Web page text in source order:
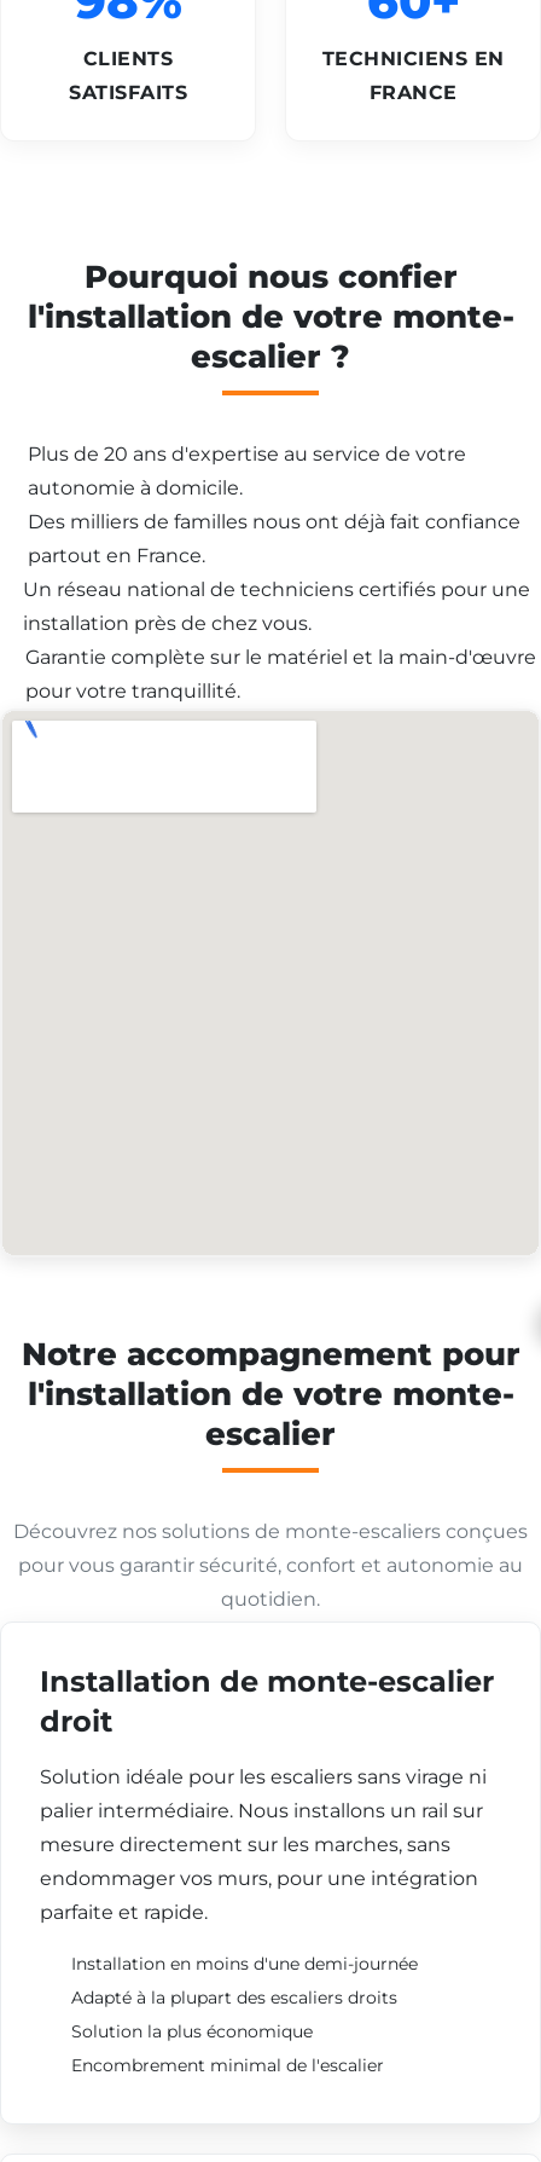
CLIENTS
SATISFAITS
TECHNICIENS EN
FRANCE
Pourquoi nous confier
l'installation de votre monte-
escalier ?
Plus de 20 ans d'expertise au service de votre
autonomie à domicile.
Des milliers de familles nous ont déjà fait confiance
partout en France.
Un réseau national de techniciens certifiés pour une
installation près de chez vous.
Garantie complète sur le matériel et la main-d'œuvre
pour votre tranquillité.
Notre accompagnement pour
l'installation de votre monte-
escalier
Découvrez nos solutions de monte-escaliers conçues
pour vous garantir sécurité, confort et autonomie au
quotidien.
Installation de monte-escalier
droit
Solution idéale pour les escaliers sans virage ni
palier intermédiaire. Nous installons un rail sur
mesure directement sur les marches, sans
endommager vos murs, pour une intégration
parfaite et rapide.
Installation en moins d'une demi-journée
Adapté à la plupart des escaliers droits
Solution la plus économique
Encombrement minimal de l'escalier